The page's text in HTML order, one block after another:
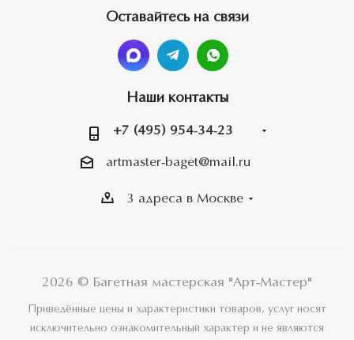
Оставайтесь на связи
Наши контакты
+7 (495) 954-34-23
artmaster-baget@mail.ru
3 адреса в Москве
2026 © Багетная мастерская "Арт-Мастер"
Приведённые цены и характеристики товаров, услуг носят
исключительно ознакомительный характер и не являются